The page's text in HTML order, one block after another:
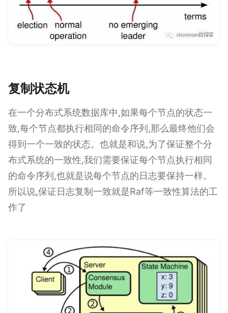
复制状态机
在一个分布式系统数据库中,如果每个节点的状态一
致,每个节点都执行相同的命令序列,那么最终他们会
得到一个一致的状态。也就是和说,为了保证整个分
布式系统的一致性,我们需要保证每个节点执行相同
的命令序列,也就是说每个节点的日志要保持一样。
所以说,保证日志复制一致就是Raf等一致性算法的工
作了